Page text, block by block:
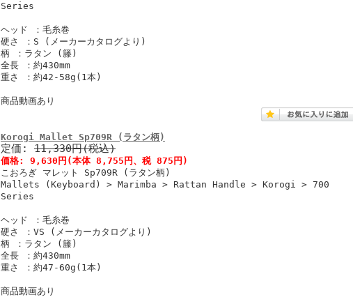
Series
ヘッド ：毛糸巻
硬さ ：S (メーカーカタログより)
柄 ：ラタン (籐)
全長 ：約430mm
重さ ：約42-58g(1本)
商品動画あり
Korogi Mallet Sp709R (ラタン柄)
定価: 11,330円(税込)
価格: 9,630円 (本体 8,755円、税 875円)
こおろぎ マレット Sp709R (ラタン柄)
Mallets (Keyboard) > Marimba > Rattan Handle > Korogi > 700
Series
ヘッド ：毛糸巻
硬さ ：VS (メーカーカタログより)
柄 ：ラタン (籐)
全長 ：約430mm
重さ ：約47-60g(1本)
商品動画あり